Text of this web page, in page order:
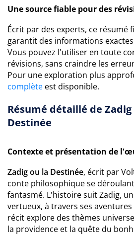
Une source fiable pour des
Écrit par des experts, ce résumé
garantit des informations
Vous pouvez l'utiliser en toute
révisions, sans craindre les
Pour une exploration plus
complète est disponible.
Résumé détaillé de Zadig
Destinée
Contexte et présentation de
Zadig ou la Destinée, écrit par
conte philosophique se
fantasmé. L'histoire suit Zadig,
vertueux, à travers ses aventures
récit explore des thèmes
la providence et la quête du